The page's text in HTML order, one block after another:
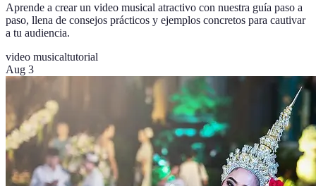
Aprende a crear un video musical atractivo con nuestra guía paso a
paso, llena de consejos prácticos y ejemplos concretos para cautivar
a tu audiencia.
video musicaltutorial
Aug 3